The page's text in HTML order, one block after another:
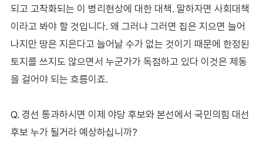
되고 고착화되는 이 병리현상에 대한 대책. 말하자면 사회대책
이라고 봐야 할 것입니다. 왜 그러냐 그러면 집은 지으면 늘어
나지만 땅은 지은다고 늘어날 수가 없는 것이기 때문에 한정된
토지를 쓰지도 않으면서 누군가가 독점하고 있다 이것은 제동
을 걸어야 되는 흐름이죠.
Q. 경선 통과하시면 이제 야당 후보와 본선에서 국민의힘 대선
후보 누가 될거라 예상하십니까?